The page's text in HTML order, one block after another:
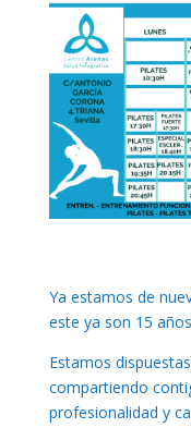
Ya estamos de
este ya son 15
Estamos
compartiendo
profesionalidad y